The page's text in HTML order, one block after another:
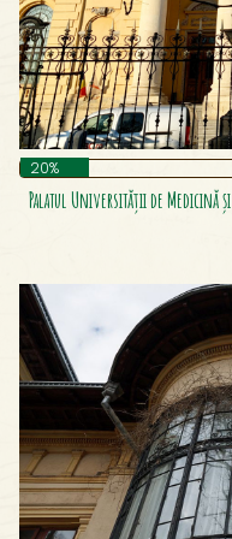
Marea Moschee Din
Masa Tăcerii
Mausoleul Tropaeum
Mausoleul De La Mărășești
Monument Elena Pherekyde
Monument Km 0
Monument Maica Smara
Monumentul Avântul Țării
Monumentul Eroilor Aerului
Monumentul Eroilor
Monumentul Izvorul
Mormântul Ostașului
Muzeul Brăilei „Carol I”
Muzeul Memorial B. P.
Muzeul Naţional De
20%
Palatul Universității de Medicină